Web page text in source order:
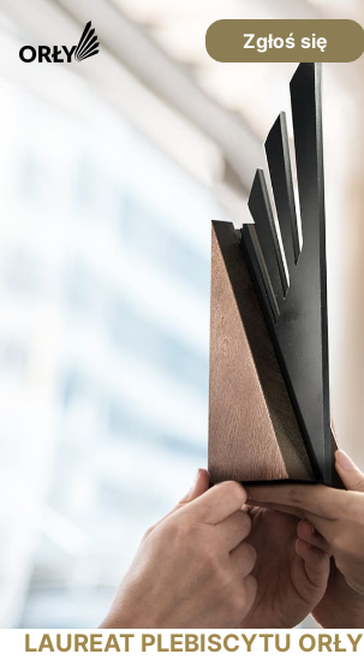
Zgłoś się
LAUREAT PLEBISCYTU ORŁY